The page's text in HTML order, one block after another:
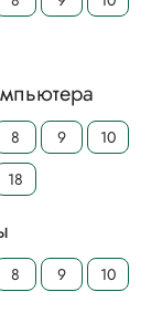
8 9
10
18
8 9
10